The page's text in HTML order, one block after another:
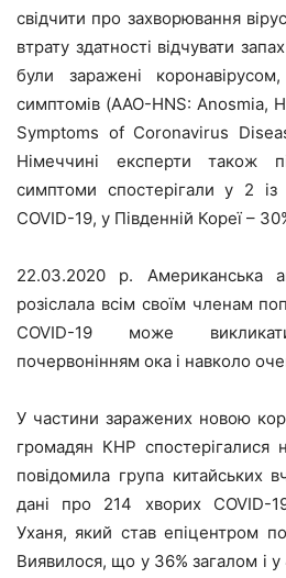
свідчити про захворювання
втрату здатності відчувати
були заражені
симптомів (AAO-HNS: Anosmia,
Symptoms of Coronavirus
Німеччині експерти також
симптоми спостерігали у 2
COVID-19, у Південній Кореї –
22.03.2020 р. Американська
розіслала всім своїм членам
COVID-19 може
почервонінням ока і навколо
У частини заражених новою
громадян КНР спостерігалися
повідомила група китайських
дані про 214 хворих COVID-
Уханя, який став епіцентром
Виявилося, що у 36% загалом і у